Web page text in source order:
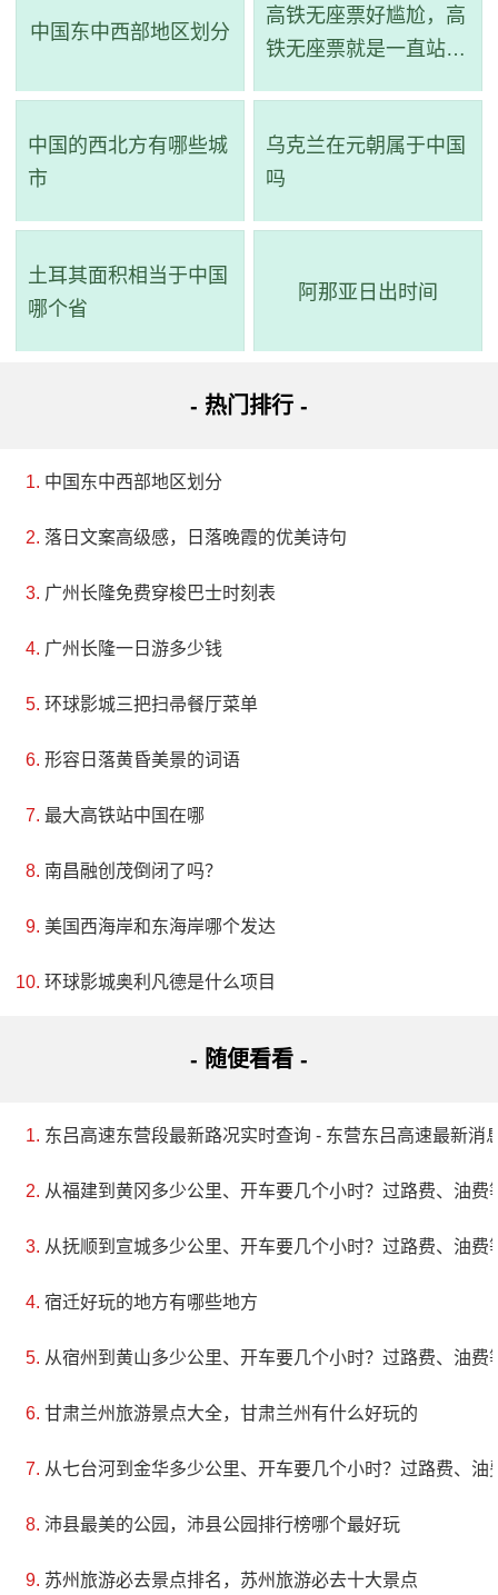
中国东中西部地区划分
高铁无座票好尴尬，高
铁无座票就是一直站着
中国的西北方有哪些城
市
乌克兰在元朝属于中国
吗
土耳其面积相当于中国
哪个省
阿那亚日出时间
- 热门排行 -
中国东中西部地区划分
落日文案高级感，日落晚霞的优美诗句
广州长隆免费穿梭巴士时刻表
广州长隆一日游多少钱
环球影城三把扫帚餐厅菜单
形容日落黄昏美景的词语
最大高铁站中国在哪
南昌融创茂倒闭了吗？
美国西海岸和东海岸哪个发达
环球影城奥利凡德是什么项目
- 随便看看 -
东吕高速东营段最新路况实时查询 - 东营东吕高速最新消
从福建到黄冈多少公里、开车要几个小时？过路费、油费
从抚顺到宣城多少公里、开车要几个小时？过路费、油费
宿迁好玩的地方有哪些地方
从宿州到黄山多少公里、开车要几个小时？过路费、油费
甘肃兰州旅游景点大全，甘肃兰州有什么好玩的
从七台河到金华多少公里、开车要几个小时？过路费、油
沛县最美的公园，沛县公园排行榜哪个最好玩
苏州旅游必去景点排名，苏州旅游必去十大景点